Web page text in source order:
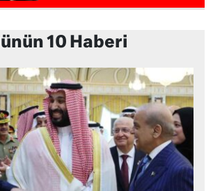
10 Haberi